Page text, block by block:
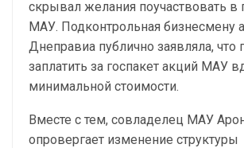
скрывал желания поучаствовать в
МАУ. Подконтрольная бизнесмену
Днеправиа публично заявляла, что
заплатить за госпакет акций МАУ
минимальной стоимости.
Вместе с тем, совладелец МАУ
опровергает изменение структуры